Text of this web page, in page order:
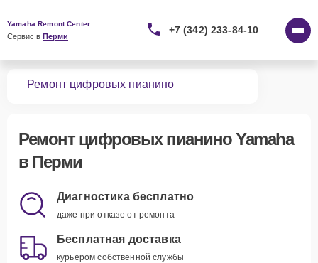
Yamaha Remont Center
Сервис в Перми
+7 (342) 233-84-10
Ремонт цифровых пианино
Ремонт цифровых пианино Yamaha
в Перми
Диагностика бесплатно
даже при отказе от ремонта
Бесплатная доставка
курьером собственной службы